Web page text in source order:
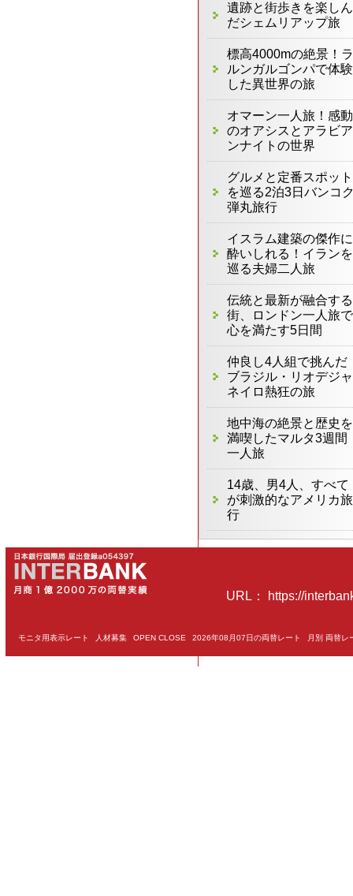
遺跡と街歩きを楽しん
だシェムリアップ旅
標高4000mの絶景！ラ
ルンガルゴンパで体験
した異世界の旅
オマーン一人旅！感動
のオアシスとアラビア
ンナイトの世界
グルメと定番スポット
を巡る2泊3日バンコ
弾丸旅行
イスラム建築の傑作に
酔いしれる！イランを
巡る夫婦二人旅
伝統と最新が融合する
街、ロンドン一人旅で
心を満たす5日間
仲良し4人組で挑んだ
ブラジル・リオデジャ
ネイロ熱狂の旅
地中海の絶景と歴史を
満喫したマルタ3週間
一人旅
14歳、男4人、すべて
が刺激的なアメリカ旅
行
URL： https://
モニタ用表示レート 人材募集 OPEN CLOSE 2026年08月07日の両替レート 月別 両替レ